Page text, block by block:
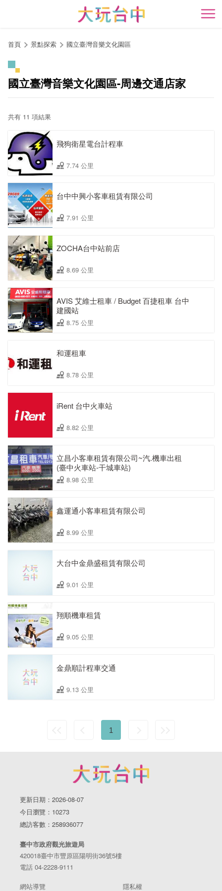
開
首頁 景點探索 國立臺灣音樂文化園區
國立臺灣音樂文化園區-周邊交通店家
共有 11 項結果
飛狗衛星電台計程車
7.74 公里
台中中興小客車租賃有限公司
7.91 公里
ZOCHA台中站前店
8.69 公里
AVIS 艾維士租車 / Budget 百捷租車 台中
建國站
8.75 公里
和運租車
8.78 公里
iRent 台中火車站
8.82 公里
立昌小客車租賃有限公司~汽.機車出租
(臺中火車站-干城車站)
8.98 公里
鑫運通小客車租賃有限公司
8.99 公里
大台中金鼎盛租賃有限公司
9.01 公里
翔順機車租賃
9.05 公里
金鼎順計程車交通
9.13 公里
1
更新日期：2026-08-07
今日瀏覽：10273
總訪客數：258936077
臺中市政府觀光旅遊局
420018臺中市豐原區陽明街36號5樓
電話 04-2228-9111
網站導覽 隱私權